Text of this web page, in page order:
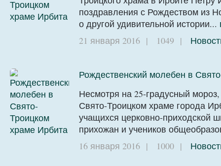
поздравления с Рождеством из
о другой удивительной истории...
21 января 2016 | 1049 |
Рождественский молебен в
Несмотря на 25-градусный
Свято-Троицком храме города
учащихся церковно-приходской
прихожан и учеников
16 января 2016 | 1000 |